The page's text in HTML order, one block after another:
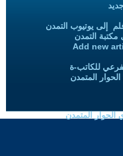
إلى يوتيوب التمدن
مكتبة التمدن
Add new
للكاتب-ة
المتمدن
الحوار المتمدن